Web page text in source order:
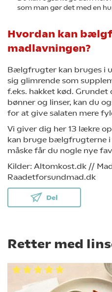
som man gør det med en
Hvordan kan
madlavningen?
Bælgfrugter kan bruges i
sig glimrende som
f.eks. hakket kød.
bønner og linser, kan du
for at give salaten mere
Vi giver dig her 13 lækre
kan bruge bælgfrugterne i
måske får du nogle nye
Kilder: Altomkost.dk //
Raadetforsundmad.dk
Del
Retter med